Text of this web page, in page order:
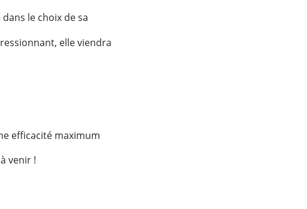
le choix de sa
elle viendra
efficacité maximum
venir !